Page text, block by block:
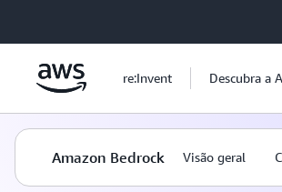
re:Invent Descubra a
Amazon Bedrock Visão geral